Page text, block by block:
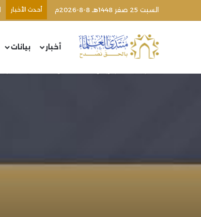
السبت 25 صفر 1448هـ 8-8-2026م أحدث الأخبار
أخبار بيانات